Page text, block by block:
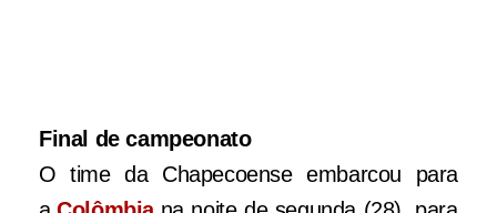
Final de campeonato
O time da Chapecoense embarcou para